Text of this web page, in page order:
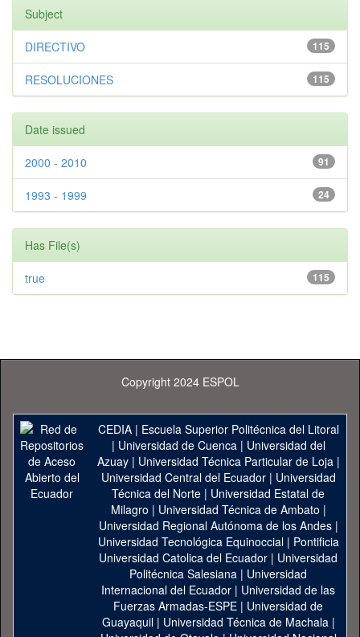
Subject
115
DIRECTIVO
115
RESOLUCIONES
Date issued
91
2000 - 2010
24
1993 - 1999
Has File(s)
115
true
Copyright 2024 ESPOL
CEDIA| Escuela Superior Politécnica del Litoral
| Universidad de Cuenca| Universidad del
Azuay| Universidad Técnica Particular de Loja|
Universidad Central del Ecuador| Universidad
Técnica del Norte | Universidad Estatal de
Milagro | Universidad Técnica de Ambato |
Universidad Regional Autónoma de los Andes|
Universidad Tecnológica Equinoccial| Pontificia
Universidad Catolica del Ecuador | Universidad
Politécnica Salesiana | Universidad
Internacional del Ecuador | Universidad de las
Fuerzas Armadas-ESPE | Universidad de
Guayaquil| Universidad Técnica de Machala|